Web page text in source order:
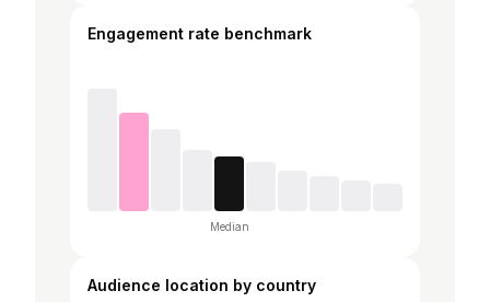
Engagement rate benchmark
Median
Audience location by country